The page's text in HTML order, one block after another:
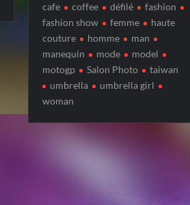
cafe coffee défilé
fashion
fashion show
femme
haute
couture
homme
man
manequin
mode
model
motogp
Salon Photo
taiwan
umbrella
umbrella girl
woman